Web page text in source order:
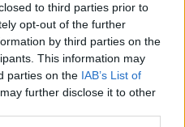
to third parties prior to
opt-out of the further
by third parties on the
This information may
parties on the IAB’s List of
further disclose it to other